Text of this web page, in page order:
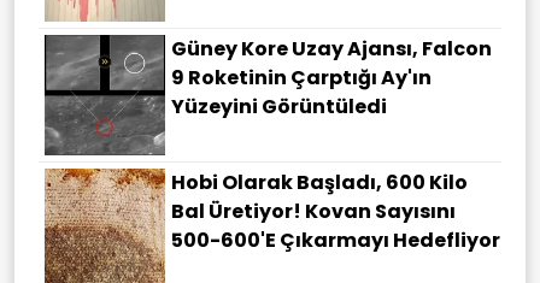
Güney Kore Uzay Ajansı, Falcon
9 Roketinin Çarptığı Ay'ın
Yüzeyini Görüntüledi
Hobi Olarak Başladı, 600 Kilo
Bal Üretiyor! Kovan Sayısını
500-600'e Çıkarmayı Hedefliyor